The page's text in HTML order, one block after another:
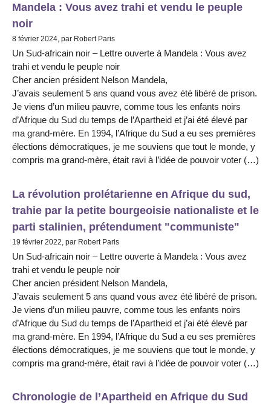
Mandela : Vous avez trahi et vendu le peuple
noir
8 février 2024, par Robert Paris
Un Sud-africain noir – Lettre ouverte à Mandela : Vous avez
trahi et vendu le peuple noir
Cher ancien président Nelson Mandela,
J’avais seulement 5 ans quand vous avez été libéré de prison.
Je viens d’un milieu pauvre, comme tous les enfants noirs
d’Afrique du Sud du temps de l’Apartheid et j’ai été élevé par
ma grand-mère. En 1994, l’Afrique du Sud a eu ses premières
élections démocratiques, je me souviens que tout le monde, y
compris ma grand-mère, était ravi à l’idée de pouvoir voter (…)
La révolution prolétarienne en Afrique du sud,
trahie par la petite bourgeoisie nationaliste et le
parti stalinien, prétendument "communiste"
19 février 2022, par Robert Paris
Un Sud-africain noir – Lettre ouverte à Mandela : Vous avez
trahi et vendu le peuple noir
Cher ancien président Nelson Mandela,
J’avais seulement 5 ans quand vous avez été libéré de prison.
Je viens d’un milieu pauvre, comme tous les enfants noirs
d’Afrique du Sud du temps de l’Apartheid et j’ai été élevé par
ma grand-mère. En 1994, l’Afrique du Sud a eu ses premières
élections démocratiques, je me souviens que tout le monde, y
compris ma grand-mère, était ravi à l’idée de pouvoir voter (…)
Chronologie de l’Apartheid en Afrique du Sud